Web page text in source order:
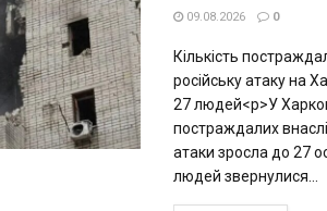
09.08.2026 0
Кількість
російську атаку на
27 людей<p>У
постраждалих
атаки зросла до 27
людей звернулися...